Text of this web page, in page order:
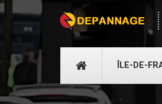
DÉPANNAGE
ÎLE-DE-